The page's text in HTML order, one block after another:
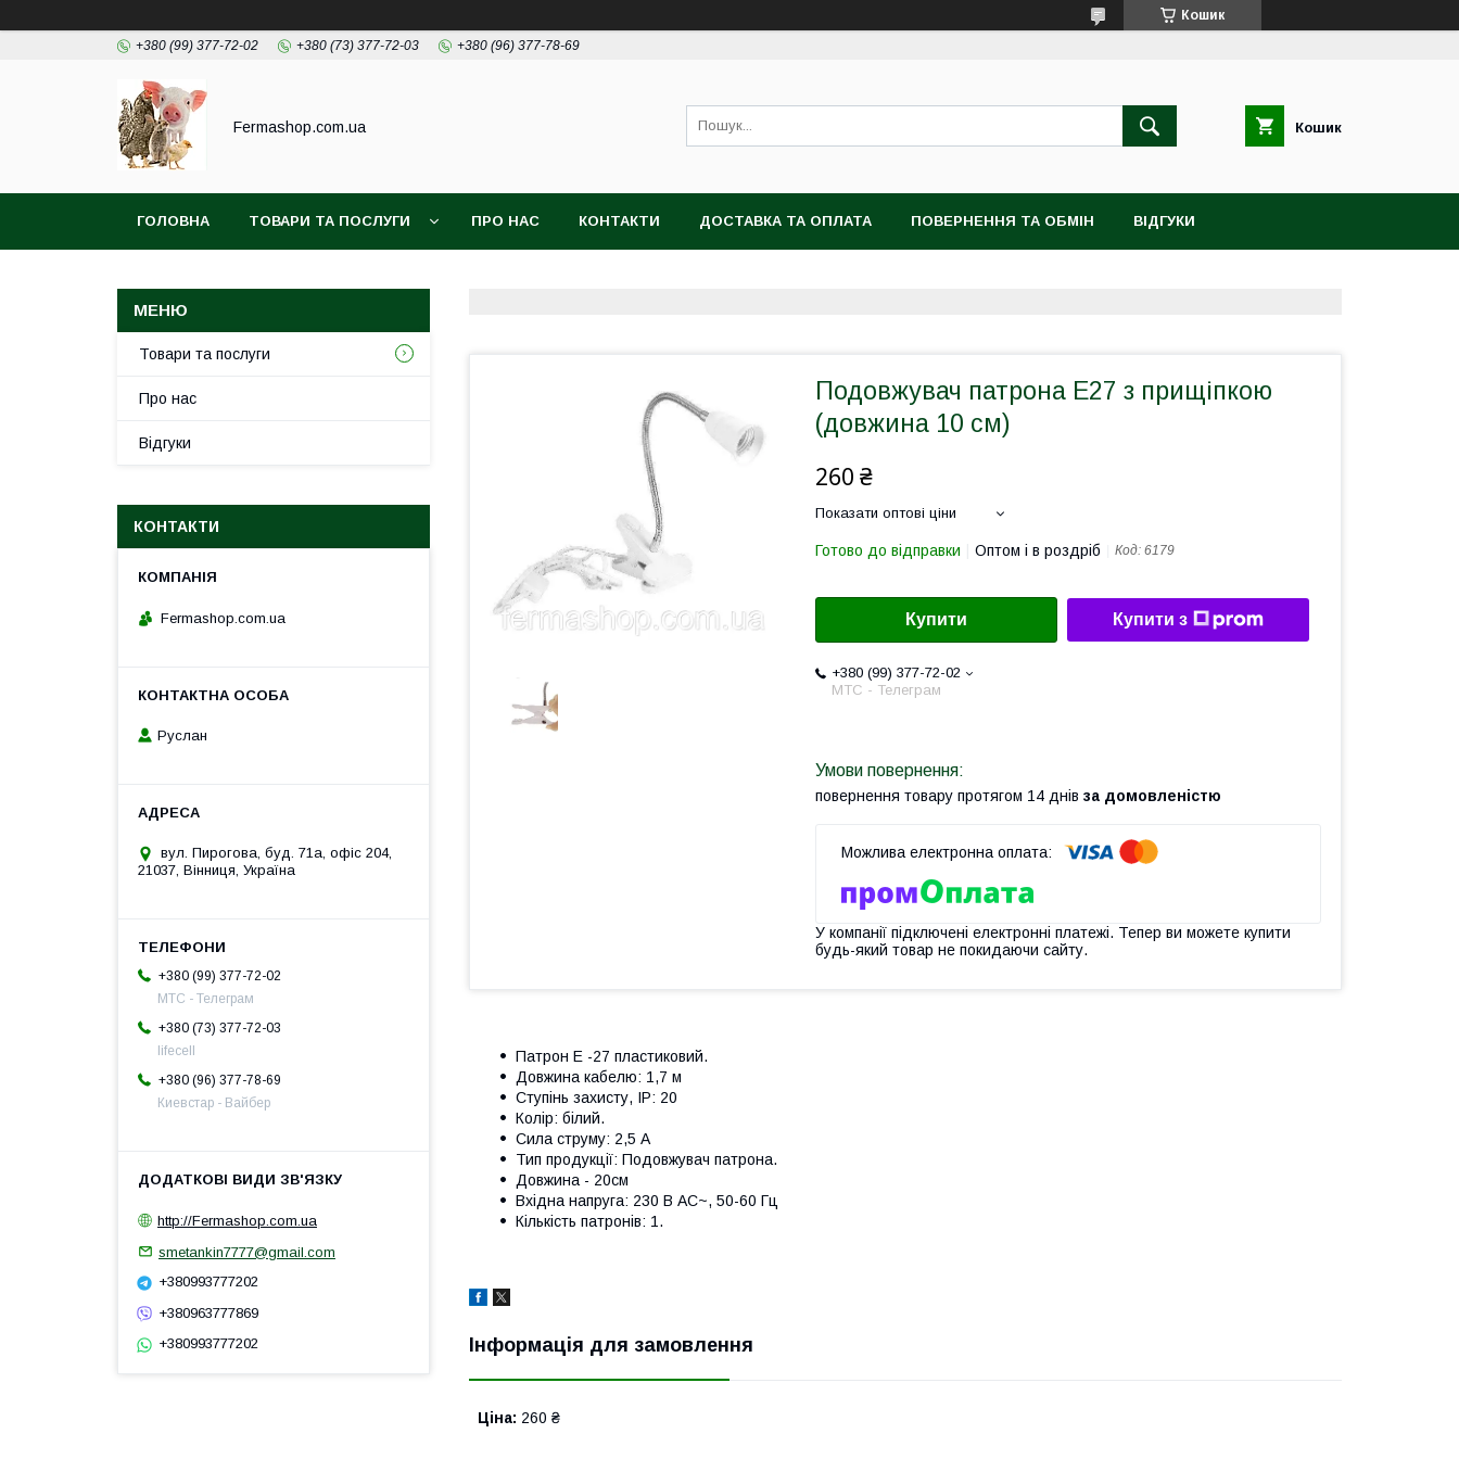
Кошик
+380 (99) 377-72-02 +380 (73) 377-72-03 +380 (96) 377-78-69
Fermashop.com.ua Кошик
ГОЛОВНА ТОВАРИ ТА ПОСЛУГИ ПРО НАС КОНТАКТИ ДОСТАВКА ТА ОПЛАТА ПОВЕРНЕННЯ ТА ОБМІН ВІДГУКИ
Подовжувач патрона Е27 з прищіпкою
(довжина 10 см)
260 ₴
Показати оптові ціни
Готово до відправки Оптом і в роздріб Код: 6179
Купити Купити з
+380 (99) 377-72-02
МТС - Телеграм
повернення товару протягом 14 днів за домовленістю
У компанії підключені електронні платежі. Тепер ви можете купити
будь-який товар не покидаючи сайту.
Патрон Е -27 пластиковий.
Довжина кабелю: 1,7 м
Ступінь захисту, IP: 20
Колір: білий.
Сила струму: 2,5 А
Тип продукції: Подовжувач патрона.
Довжина - 20см
Вхідна напруга: 230 В АС~, 50-60 Гц
Кількість патронів: 1.
Інформація для замовлення
Ціна: 260 ₴
Товари та послуги
Про нас
Відгуки
КОНТАКТИ
Fermashop.com.ua
Руслан
вул. Пирогова, буд. 71а, офіс 204,
21037, Вінниця, Україна
+380 (99) 377-72-02
МТС - Телеграм
+380 (73) 377-72-03
lifecell
+380 (96) 377-78-69
Киевстар - Вайбер
http://Fermashop.com.ua
smetankin7777@gmail.com
+380993777202
+380963777869
+380993777202